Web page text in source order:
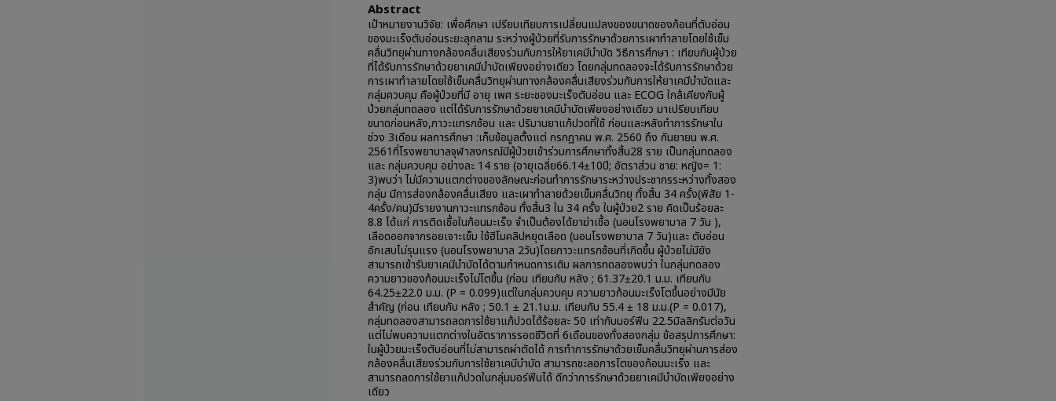
Abstract
เป้าหมายงานวิจัย: เพื่อศึกษา เปรียบเทียบการเปลี่ยนแปลงของขนาดของก้อนที่ตับอ่อน
ของมะเร็งตับอ่อนระยะลุกลาม ระหว่างผู้ป่วยที่รับการรักษาด้วยการเผาทำลายโดยใช้เข็ม
คลื่นวิทยุผ่านทางกล้องคลื่นเสียงร่วมกับการให้ยาเคมีบำบัด วิธีการศึกษา : เทียบกับผู้ป่วย
ที่ได้รับการรักษาด้วยยาเคมีบำบัดเพียงอย่างเดียว โดยกลุ่มทดลองจะได้รับการรักษาด้วย
การเผาทำลายโดยใช้เข็มคลื่นวิทยุผ่านทางกล้องคลื่นเสียงร่วมกับการให้ยาเคมีบำบัดและ
กลุ่มควบคุม คือผู้ป่วยที่มี อายุ เพศ ระยะของมะเร็งตับอ่อน และ ECOG ใกล้เคียงกับผู้
ป่วยกลุ่มทดลอง แต่ได้รับการรักษาด้วยยาเคมีบำบัดเพียงอย่างเดียว มาเปรียบเทียบ
ขนาดก่อนหลัง,ภาวะแทรกซ้อน และ ปริมานยาแก้ปวดที่ใช้ ก่อนและหลังทำการรักษาใน
ช่วง 3เดือน ผลการศึกษา :เก็บข้อมูลตั้งแต่ กรกฎาคม พ.ศ. 2560 ถึง กันยายน พ.ศ.
2561ที่โรงพยาบาลจุฬาลงกรณ์มีผู้ป่วยเข้าร่วมการศึกษาทั้งสิ้น28 ราย เป็นกลุ่มทดลอง
และ กลุ่มควบคุม อย่างละ 14 ราย (อายุเฉลี่ย66.14±10ปี; อัตราส่วน ชาย: หญิง= 1:
3)พบว่า ไม่มีความแตกต่างของลักษณะก่อนทำการรักษาระหว่างประชากรระหว่างทั้งสอง
กลุ่ม มีการส่องกล้องคลื่นเสียง และเผาทำลายด้วยเข็มคลื่นวิทยุ ทั้งสิ้น 34 ครั้ง(พิสัย 1-
4ครั้ง/คน)มีรายงานภาวะแทรกซ้อน ทั้งสิ้น3 ใน 34 ครั้ง ในผู้ป่วย2 ราย คิดเป็นร้อยละ
8.8 ได้แก่ การติดเชื้อในก้อนมะเร็ง จำเป็นต้องได้ยาฆ่าเชื้อ (นอนโรงพยาบาล 7 วัน ),
เลือดออกจากรอยเจาะเข็ม ใช้ฮีโมคลิปหยุดเลือด (นอนโรงพยาบาล 7 วัน)และ ตับอ่อน
อักเสบไม่รุนแรง (นอนโรงพยาบาล 2วัน)โดยภาวะแทรกซ้อนที่เกิดขึ้น ผู้ป่วยไม่มียัง
สามารถเข้ารับยาเคมีบำบัดได้ตามกำหนดการเดิม ผลการทดลองพบว่า ในกลุ่มทดลอง
ความยาวของก้อนมะเร็งไม่โตขึ้น (ก่อน เทียบกับ หลัง ; 61.37±20.1 ม.ม. เทียบกับ
64.25±22.0 ม.ม. (P = 0.099)แต่ในกลุ่มควบคุม ความยาวก้อนมะเร็งโตขึ้นอย่างมีนัย
สำคัญ (ก่อน เทียบกับ หลัง ; 50.1 ± 21.1ม.ม. เทียบกับ 55.4 ± 18 ม.ม.(P = 0.017),
กลุ่มทดลองสามารถลดการใช้ยาแก้ปวดได้ร้อยละ 50 เท่ากับมอร์ฟีน 22.5มิลลิกรัมต่อวัน
แต่ไม่พบความแตกต่างในอัตราการรอดชีวิตที่ 6เดือนของทั้งสองกลุ่ม ข้อสรุปการศึกษา:
ในผู้ป่วยมะเร็งตับอ่อนที่ไม่สามารถผ่าตัดได้ การทำการรักษาด้วยเข็มคลื่นวิทยุผ่านการส่อง
กล้องคลื่นเสียงร่วมกับการใช้ยาเคมีบำบัด สามารถชะลอการโตของก้อนมะเร็ง และ
สามารถลดการใช้ยาแก้ปวดในกลุ่มมอร์ฟีนได้ ดีกว่าการรักษาด้วยยาเคมีบำบัดเพียงอย่าง
เดียว